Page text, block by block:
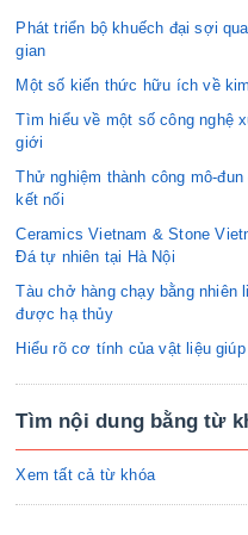
Phát triển bộ khuếch đại sợi
gian
Một số kiến thức hữu ích về
Tìm hiểu về một số công nghệ
giới
Thử nghiệm thành công mô-
kết nối
Ceramics Vietnam & Stone
Đá tự nhiên tại Hà Nội
Tàu chở hàng chạy bằng nhiên
được hạ thủy
Hiểu rõ cơ tính của vật liệu
Tìm nội dung bằng từ
Xem tất cả từ khóa